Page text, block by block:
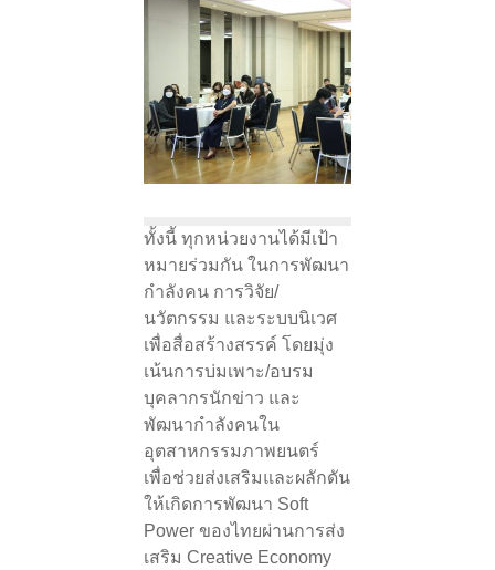
ทั้งนี้ ทุกหน่วยงานได้มีเป้า
หมายร่วมกัน ในการพัฒนา
กำลังคน การวิจัย/
นวัตกรรม และระบบนิเวศ
เพื่อสื่อสร้างสรรค์ โดยมุ่ง
เน้นการบ่มเพาะ/อบรม
บุคลากรนักข่าว และ
พัฒนากำลังคนใน
อุตสาหกรรมภาพยนตร์
เพื่อช่วยส่งเสริมและผลักดัน
ให้เกิดการพัฒนา Soft
Power ของไทยผ่านการส่ง
เสริม Creative Economy